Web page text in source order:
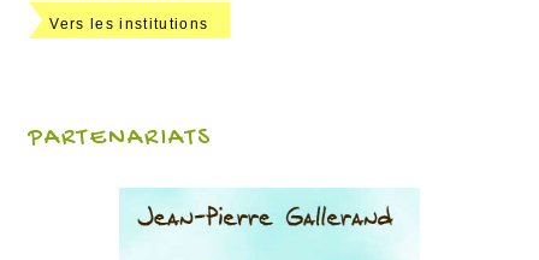
Vers les institutions
PARTENARIATS